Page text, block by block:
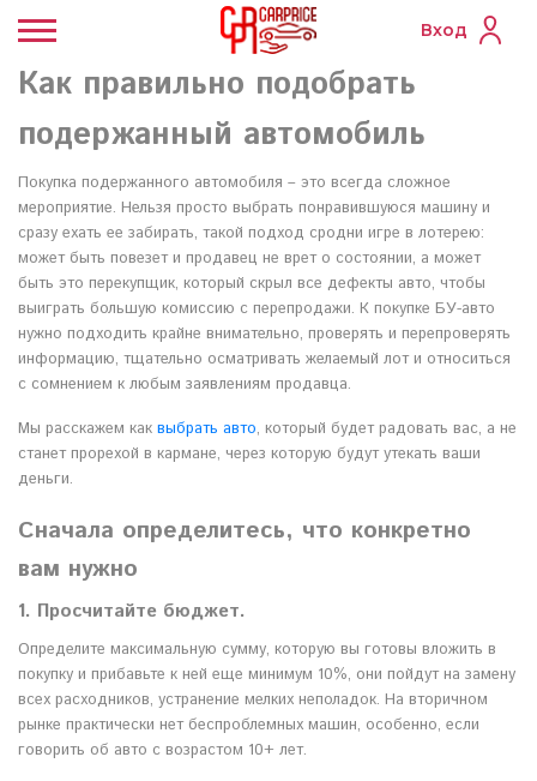
Вход
Как правильно подобрать
подержанный автомобиль
Покупка подержанного автомобиля – это всегда сложное
мероприятие. Нельзя просто выбрать понравившуюся машину и
сразу ехать ее забирать, такой подход сродни игре в лотерею:
может быть повезет и продавец не врет о состоянии, а может
быть это перекупщик, который скрыл все дефекты авто, чтобы
выиграть большую комиссию с перепродажи. К покупке БУ-авто
нужно подходить крайне внимательно, проверять и перепроверять
информацию, тщательно осматривать желаемый лот и относиться
с сомнением к любым заявлениям продавца.
Мы расскажем как выбрать авто, который будет радовать вас, а не
станет прорехой в кармане, через которую будут утекать ваши
деньги.
Сначала определитесь, что конкретно
вам нужно
1. Просчитайте бюджет.
Определите максимальную сумму, которую вы готовы вложить в
покупку и прибавьте к ней еще минимум 10%, они пойдут на замену
всех расходников, устранение мелких неполадок. На вторичном
рынке практически нет беспроблемных машин, особенно, если
говорить об авто с возрастом 10+ лет.